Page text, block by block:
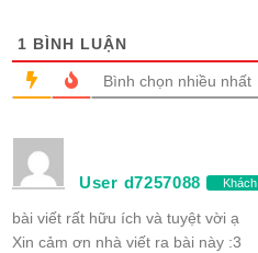
1 BÌNH LUẬN
Bình chọn nhiều nhất
User d7257088 Khách
bài viết rất hữu ích và tuyệt vời ạ
Xin cảm ơn nhà viết ra bài này :3